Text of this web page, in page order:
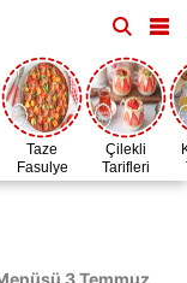
Taze
Fasulye
Zamanı
Çilekli
Tarifleri
3 Temmuz